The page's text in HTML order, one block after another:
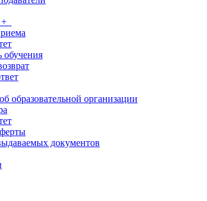
+
обучения
образовательной организации
документов